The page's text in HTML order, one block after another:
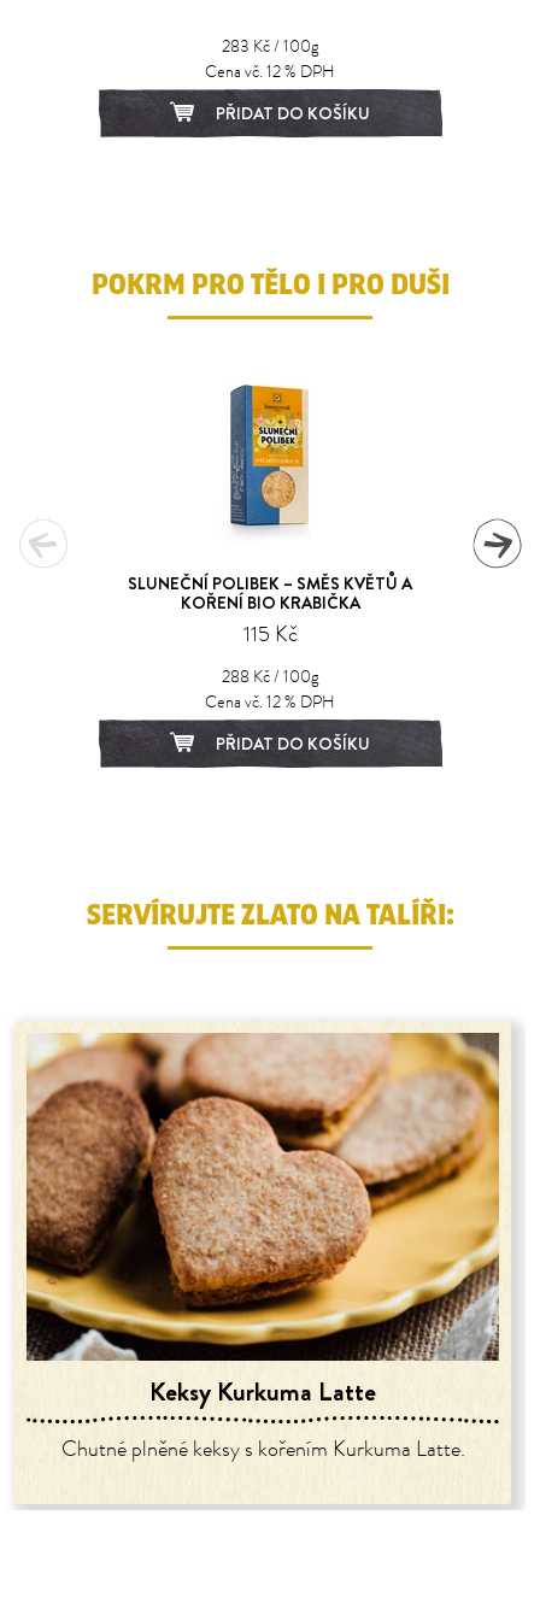
283 Kč / 100g
Cena vč. 12 % DPH
PŘIDAT DO KOŠÍKU
POKRM PRO TĚLO I PRO DUŠI
SLUNEČNÍ POLIBEK – SMĚS KVĚTŮ A
KOŘENÍ BIO KRABIČKA
115 Kč
288 Kč / 100g
Cena vč. 12 % DPH
PŘIDAT DO KOŠÍKU
SERVÍRUJTE ZLATO NA TALÍŘI:
Keksy Kurkuma Latte
Chutné plněné keksy s kořením Kurkuma Latte.